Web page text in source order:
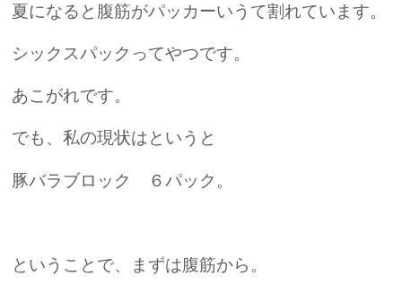
夏になると腹筋がパッカーいうて割れています。
シックスパックってやつです。
あこがれです。
でも、私の現状はというと
豚バラブロック ６パック。
ということで、まずは腹筋から。